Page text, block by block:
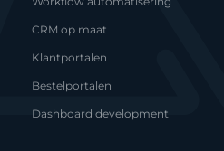
CRM op maat
Klantportalen
Bestelportalen
Dashboard development